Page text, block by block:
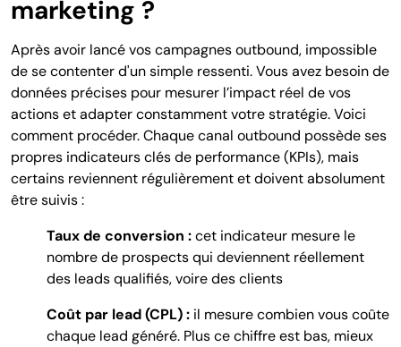
marketing ?
Après avoir lancé vos campagnes outbound, impossible
de se contenter d'un simple ressenti. Vous avez besoin de
données précises pour mesurer l’impact réel de vos
actions et adapter constamment votre stratégie. Voici
comment procéder. Chaque canal outbound possède ses
propres indicateurs clés de performance (KPIs), mais
certains reviennent régulièrement et doivent absolument
être suivis :
Taux de conversion :cet indicateur mesure le
nombrede prospects qui deviennent réellement
des leads qualifiés, voire des clients
Coût par lead (CPL) : il mesure combien vous coûte
chaque lead généré. Plus ce chiffre est bas, mieux